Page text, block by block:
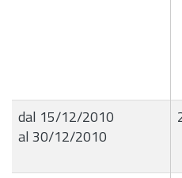
dal 15/12/2010
al 30/12/2010